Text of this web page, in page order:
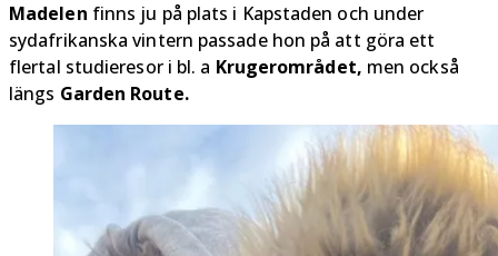
Madelen finns ju på plats i Kapstaden och under
sydafrikanska vintern passade hon på att göra ett
flertal studieresor i bl. a Krugerområdet, men också
längs Garden Route.